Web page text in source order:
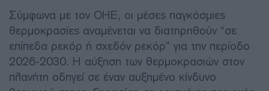
Σύμφωνα με τον ΟΗΕ, οι μέσες παγκόσμιες
θερμοκρασίες αναμένεται να διατηρηθούν “σε
επίπεδα ρεκόρ ή σχεδόν ρεκόρ” για την περίοδο
2026-2030. Η αύξηση των θερμοκρασιών στον
πλανήτη οδηγεί σε έναν αυξημένο κίνδυνο